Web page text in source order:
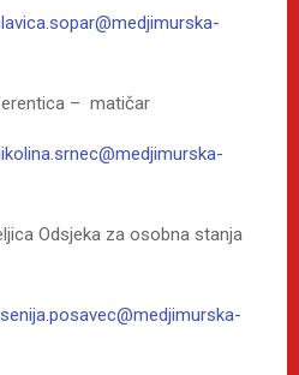
– matičar
Odsjeka za osobna stanja